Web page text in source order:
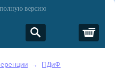
версию
→ ПДиФ